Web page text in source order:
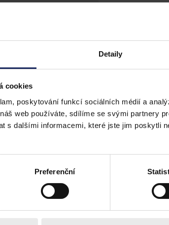
Detaily
cookies
poskytování funkcí sociálních médií a
web používáte, sdílíme se svými partnery
s dalšími informacemi, které jste jim poskytli
Preferenční
téma „Nová právní úprava hazardu“. Pozvání na
dozoru nad sázkovými hrami a loteriemi a Radim